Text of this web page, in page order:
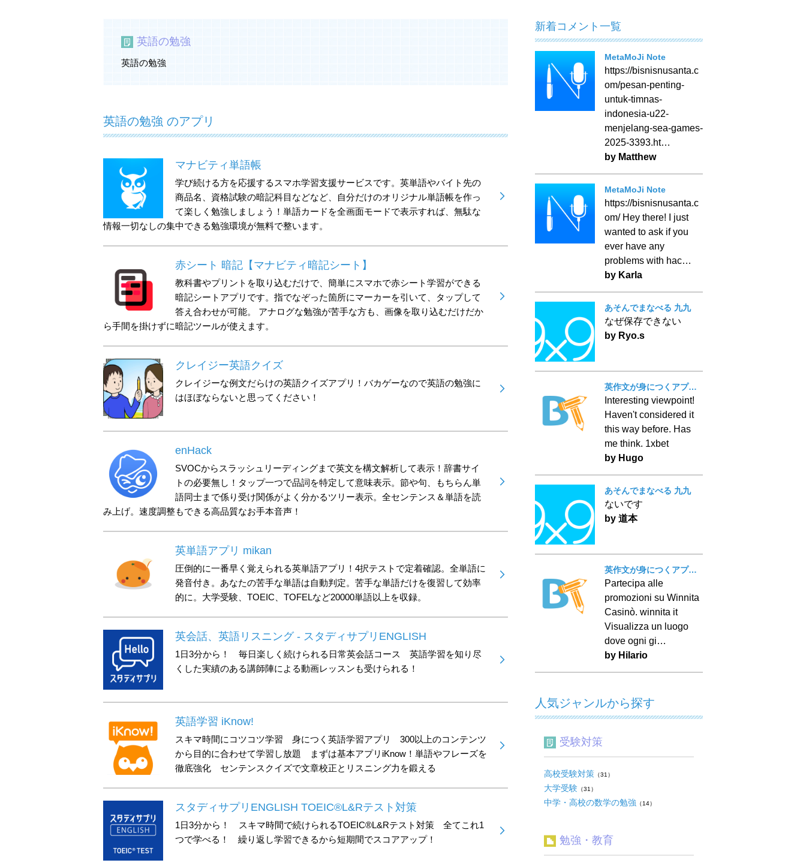
英語の勉強
英語の勉強
英語の勉強 のアプリ
マナビティ単語帳
学び続ける方を応援するスマホ学習支援サービスです。英単語やバイト先の
商品名、資格試験の暗記科目などなど、自分だけのオリジナル単語帳を作っ
て楽しく勉強しましょう！単語カードを全画面モードで表示すれば、無駄な
情報一切なしの集中できる勉強環境が無料で整います。
赤シート 暗記【マナビティ暗記シート】
教科書やプリントを取り込むだけで、簡単にスマホで赤シート学習ができる
暗記シートアプリです。指でなぞった箇所にマーカーを引いて、タップして
答え合わせが可能。 アナログな勉強が苦手な方も、画像を取り込むだけだか
ら手間を掛けずに暗記ツールが使えます。
クレイジー英語クイズ
クレイジーな例文だらけの英語クイズアプリ！バカゲーなので英語の勉強に
はほぼならないと思ってください！
enHack
SVOCからスラッシュリーディングまで英文を構文解析して表示！辞書サイ
トの必要無し！タップ一つで品詞を特定して意味表示。節や句、もちらん単
語同士まで係り受け関係がよく分かるツリー表示。全センテンス＆単語を読
み上げ。速度調整もできる高品質なお手本音声！
英単語アプリ mikan
圧倒的に一番早く覚えられる英単語アプリ！4択テストで定着確認。全単語に
発音付き。あなたの苦手な単語は自動判定。苦手な単語だけを復習して効率
的に。大学受験、TOEIC、TOFELなど20000単語以上を収録。
英会話、英語リスニング - スタディサプリENGLISH
1日3分から！ 毎日楽しく続けられる日常英会話コース 英語学習を知り尽
くした実績のある講師陣による動画レッスンも受けられる！
英語学習 iKnow!
スキマ時間にコツコツ学習 身につく英語学習アプリ 300以上のコンテンツ
から目的に合わせて学習し放題 まずは基本アプリiKnow！単語やフレーズを
徹底強化 センテンスクイズで文章校正とリスニング力を鍛える
スタディサプリENGLISH TOEIC®L&Rテスト対策
1日3分から！ スキマ時間で続けられるTOEIC®L&Rテスト対策 全てこれ1
つで学べる！ 繰り返し学習できるから短期間でスコアアップ！
新着コメント一覧
MetaMoJi Note
https://bisnisnusanta.c
om/pesan-penting-
untuk-timnas-
indonesia-u22-
menjelang-sea-games-
2025-3393.ht…
by Matthew
MetaMoJi Note
https://bisnisnusanta.c
om/ Hey there! I just
wanted to ask if you
ever have any
problems with hac…
by Karla
あそんでまなべる 九九
なぜ保存できない
by Ryo.s
英作文が身につくアプリ！ BT Writing
Interesting viewpoint!
Haven't considered it
this way before. Has
me think. 1xbet
by Hugo
あそんでまなべる 九九
ないです
by 道本
英作文が身につくアプリ！ BT Writing
Partecipa alle
promozioni su Winnita
Casinò. winnita it
Visualizza un luogo
dove ogni gi…
by Hilario
人気ジャンルから探す
受験対策
高校受験対策 （31）
大学受験 （31）
中学・高校の数学の勉強 （14）
勉強・教育